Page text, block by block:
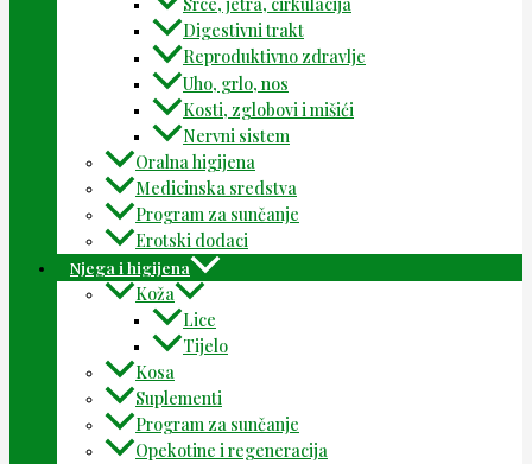
Srce, jetra, cirkulacija
Digestivni trakt
Reproduktivno zdravlje
Uho, grlo, nos
Kosti, zglobovi i mišići
Nervni sistem
Oralna higijena
Medicinska sredstva
Program za sunčanje
Erotski dodaci
Njega i higijena
Koža
Lice
Tijelo
Kosa
Suplementi
Program za sunčanje
Opekotine i regeneracija